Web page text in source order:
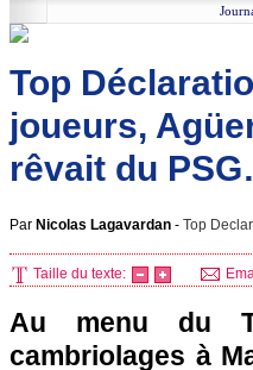
Top
joueurs,
rêvait du
Par Nicolas Lagavardan - Top
Taille du texte:
Au menu du
cambriolages à